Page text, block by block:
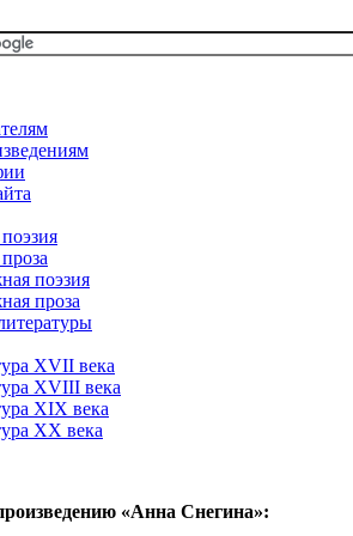
поэзия
проза
XVII века
XVIII века
XIX века
XX века
«Анна Снегина»: